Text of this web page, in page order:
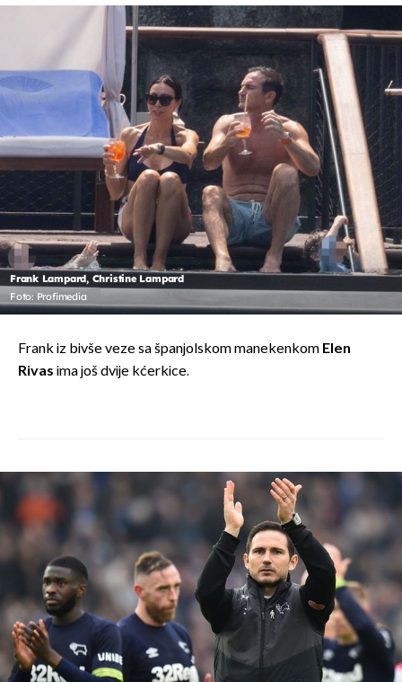
Frank Lampard, Christine Lampard
Foto: Profimedia
Frank iz bivše veze sa španjolskom manekenkom Elen
Rivas ima još dvije kćerkice.